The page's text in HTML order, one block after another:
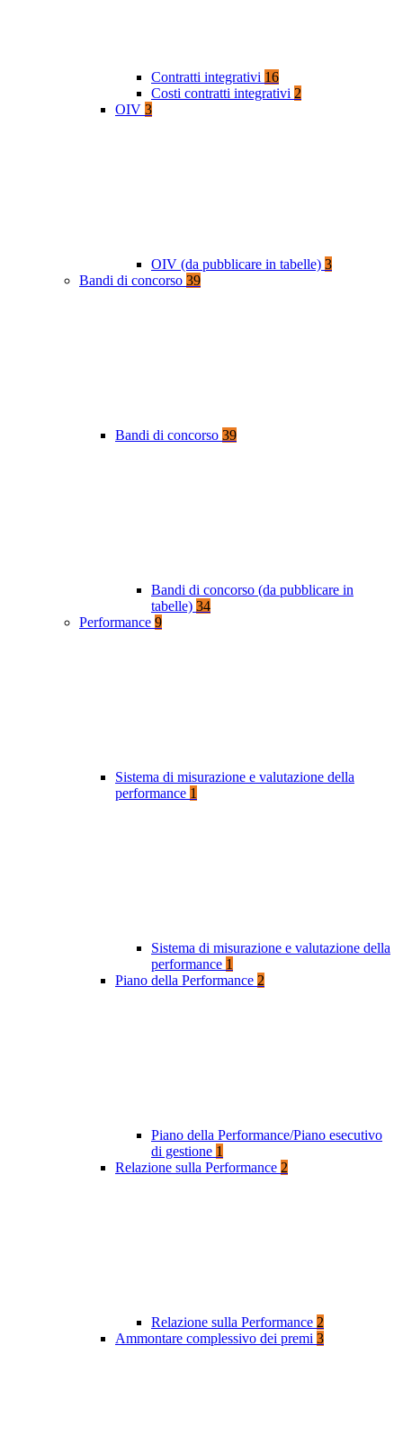
Contratti integrativi 16
Costi contratti integrativi 2
OIV 3
OIV (da pubblicare in tabelle) 3
Bandi di concorso 39
Bandi di concorso 39
Bandi di concorso (da pubblicare in
tabelle) 34
Performance 9
Sistema di misurazione e valutazione della
performance 1
Sistema di misurazione e valutazione della
performance 1
Piano della Performance 2
Piano della Performance/Piano esecutivo
di gestione 1
Relazione sulla Performance 2
Relazione sulla Performance 2
Ammontare complessivo dei premi 3